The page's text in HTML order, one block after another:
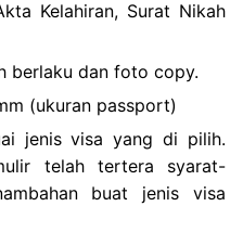
Kelahiran, Surat Nikah
berlaku dan foto copy.
(ukuran passport)
jenis visa yang di pilih.
telah tertera syarat-
buat jenis visa